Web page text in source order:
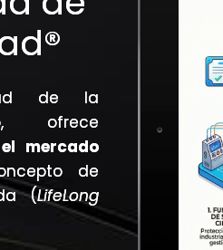
de la
ofrece
mercado
de
(LifeLong